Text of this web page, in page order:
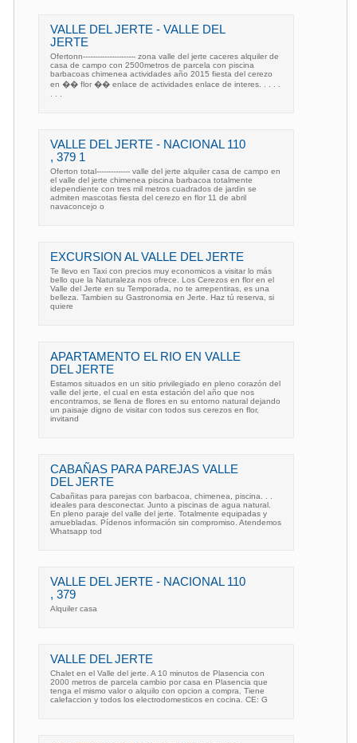
VALLE DEL JERTE - VALLE DEL
JERTE
Ofertonn---------------------- zona valle del jerte caceres alquiler de
casa de campo con 2500metros de parcela con piscina
barbacoas chimenea actividades año 2015 fiesta del cerezo
en �� flor �� enlace de actividades enlace de interes. . . . .
. . .
VALLE DEL JERTE - NACIONAL 110
, 379 1
Oferton total-------------- valle del jerte alquiler casa de campo en
el valle del jerte chimenea piscina barbacoa totalmente
idependiente con tres mil metros cuadrados de jardin se
admiten mascotas fiesta del cerezo en flor 11 de abril
navaconcejo o
EXCURSION AL VALLE DEL JERTE
Te llevo en Taxi con precios muy economicos a visitar lo más
bello que la Naturaleza nos ofrece. Los Cerezos en flor en el
Valle del Jerte en su Temporada, no te arrepentiras, es una
belleza. Tambien su Gastronomia en Jerte. Haz tú reserva, si
quiere
APARTAMENTO EL RIO EN VALLE
DEL JERTE
Estamos situados en un sitio privilegiado en pleno corazón del
valle del jerte, el cual en esta estación del año que nos
encontramos, se llena de flores en su entorno natural dejando
un paisaje digno de visitar con todos sus cerezos en flor,
invitand
CABAÑAS PARA PAREJAS VALLE
DEL JERTE
Cabañitas para parejas con barbacoa, chimenea, piscina. . .
ideales para desconectar. Junto a piscinas de agua natural.
En pleno paraje del valle del jerte. Totalmente equipadas y
amuebladas. Pídenos información sin compromiso. Atendemos
Whatsapp tod
VALLE DEL JERTE - NACIONAL 110
, 379
Alquiler casa
VALLE DEL JERTE
Chalet en el Valle del jerte. A 10 minutos de Plasencia con
2000 metros de parcela cambio por casa en Plasencia que
tenga el mismo valor o alquilo con opcion a compra. Tiene
calefaccion y todos los electrodomesticos en cocina. CE: G